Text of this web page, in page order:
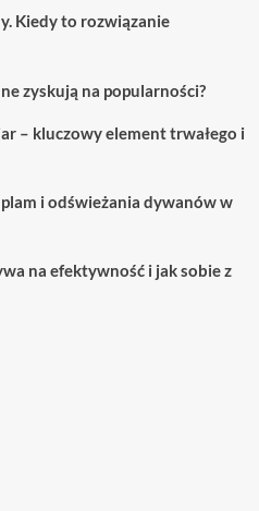
Kiedy to rozwiązanie
zyskują na popularności?
– kluczowy element trwałego i
i odświeżania dywanów w
na efektywność i jak sobie z